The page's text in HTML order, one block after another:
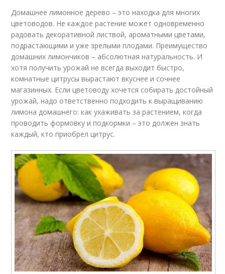
Домашнее лимонное дерево – это находка для многих
цветоводов. Не каждое растение может одновременно
радовать декоративной листвой, ароматными цветами,
подрастающими и уже зрелыми плодами. Преимущество
домашних лимончиков – абсолютная натуральность. И
хотя получить урожай не всегда выходит быстро,
комнатные цитрусы вырастают вкуснее и сочнее
магазинных. Если цветоводу хочется собирать достойный
урожай, надо ответственно подходить к выращиванию
лимона домашнего: как ухаживать за растением, когда
проводить формовку и подкормки – это должен знать
каждый, кто приобрел цитрус.